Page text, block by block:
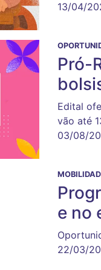
13/04/
Pró-
Edital
vão até
03/08/
e no
22/03/